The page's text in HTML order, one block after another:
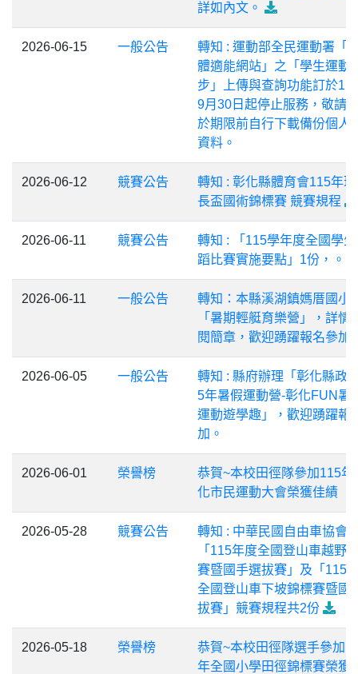
詳如內文。
2026-06-15 一般公告
轉知 : 運動部全民運動署「
體適能網站」之「學生運動
步」上傳與查詢功能訂於
9月30日起停止服務，敬請
於期限前自行下載備份個人
資料。
2026-06-12 競賽公告
轉知 : 彰化縣體育會115年
長盃國術錦標賽 競賽規程
2026-06-11 競賽公告
轉知 : 「115學年度全國學
蹈比賽實施要點」1份，。
2026-06-11 一般公告
轉知：本縣溪湖鎮媽厝國小
「暑期輕艇育樂營」，詳情
閱簡章，歡迎踴躍報名參加
2026-06-05 一般公告
轉知 : 縣府辦理「彰化縣政
5年暑假運動營-彰化FUN暑
運動遊學趣」，歡迎踴躍報
加。
2026-06-01 榮譽榜
恭賀~本校田徑隊參加115年
化市民運動大會榮獲佳績
2026-05-28 競賽公告
轉知 : 中華民國自由車協會
「115年度全國登山車越野
賽暨國手選拔賽」及「115
全國登山車下坡錦標賽暨國
拔賽」競賽規程共2份
2026-05-18 榮譽榜
恭賀~本校田徑隊選手參加
年全國小學田徑錦標賽榮獲